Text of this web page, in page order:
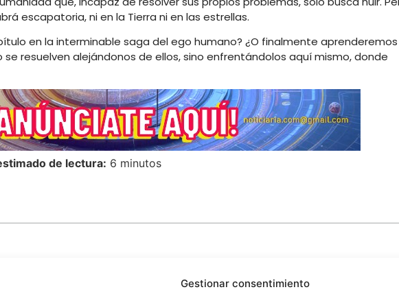
Gestionar consentimiento
escapatoria, ni en la Tierra ni en las estrellas.
en la interminable saga del ego humano? ¿O finalmente aprenderemos
resuelven alejándonos de ellos, sino enfrentándolos aquí mismo, donde
de lectura: 6 minutos